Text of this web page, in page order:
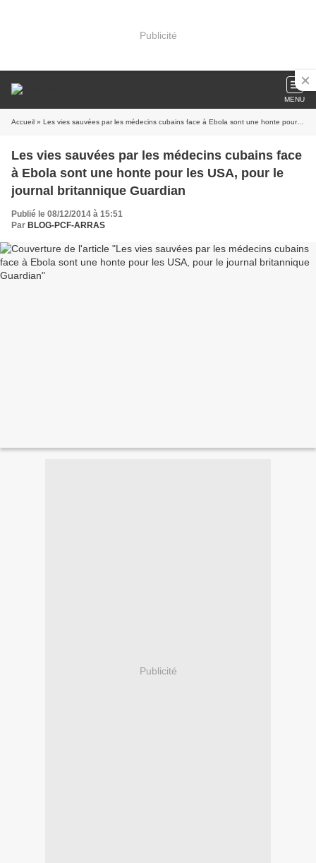
Publicité
MENU
Accueil » Les vies sauvées par les médecins cubains face à Ebola sont une honte pour les USA, pour le journal britannique Guardian
Les vies sauvées par les médecins cubains face
à Ebola sont une honte pour les USA, pour le
journal britannique Guardian
Publié le 08/12/2014 à 15:51
Par BLOG-PCF-ARRAS
Publicité